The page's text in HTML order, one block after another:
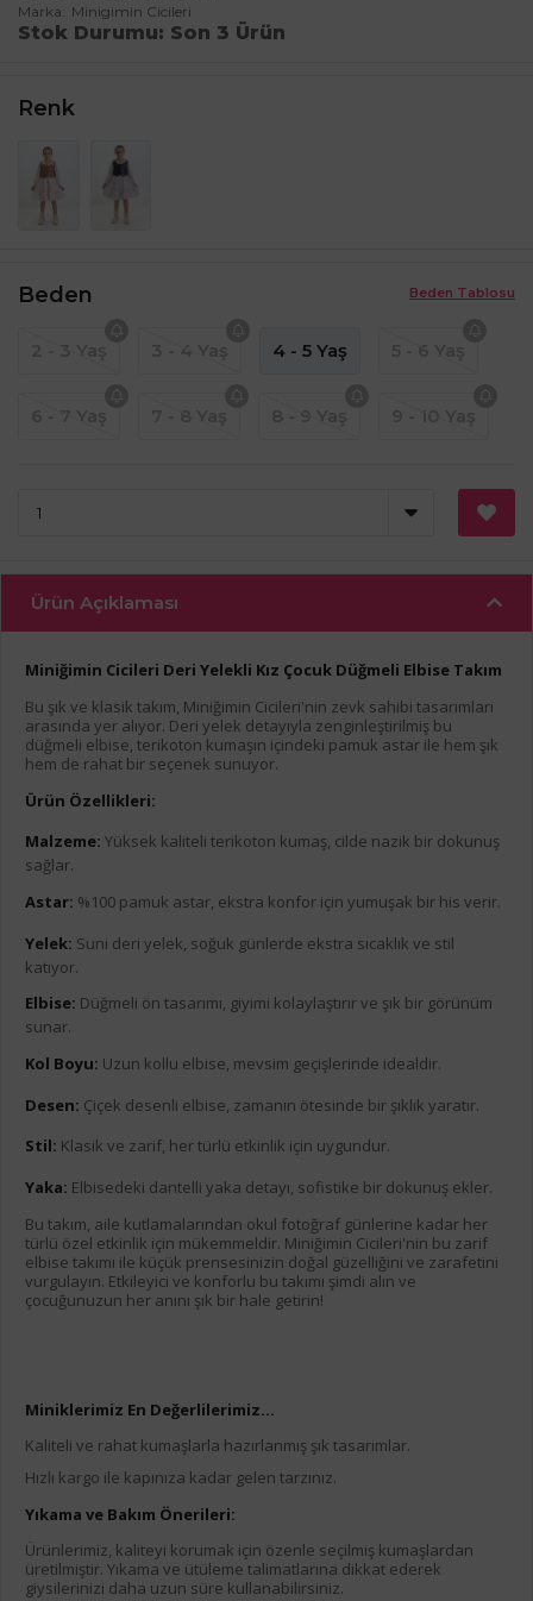
Marka
Minigimin Cicileri
Stok Durumu Son 3 Ürün
Renk
Beden Tablosu
Beden
4 - 5 Yaş
Ürün Açıklaması
Miniğimin Cicileri Deri Yelekli Kız Çocuk Düğmeli Elbise Takım
Bu şık ve klasik takım, Miniğimin Cicileri'nin zevk sahibi tasarımları
arasında yer alıyor. Deri yelek detayıyla zenginleştirilmiş bu
düğmeli elbise, terikoton kumaşın içindeki pamuk astar ile hem şık
hem de rahat bir seçenek sunuyor.
Ürün Özellikleri:
Malzeme: Yüksek kaliteli terikoton kumaş, cilde nazik bir dokunuş
sağlar.
Astar: %100 pamuk astar, ekstra konfor için yumuşak bir his verir.
Yelek: Suni deri yelek, soğuk günlerde ekstra sıcaklık ve stil
katıyor.
Elbise: Düğmeli ön tasarımı, giyimi kolaylaştırır ve şık bir görünüm
sunar.
Kol Boyu: Uzun kollu elbise, mevsim geçişlerinde idealdir.
Desen: Çiçek desenli elbise, zamanın ötesinde bir şıklık yaratır.
Stil: Klasik ve zarif, her türlü etkinlik için uygundur.
Yaka: Elbisedeki dantelli yaka detayı, sofistike bir dokunuş ekler.
Bu takım, aile kutlamalarından okul fotoğraf günlerine kadar her
türlü özel etkinlik için mükemmeldir. Miniğimin Cicileri'nin bu zarif
elbise takımı ile küçük prensesinizin doğal güzelliğini ve zarafetini
vurgulayın. Etkileyici ve konforlu bu takımı şimdi alın ve
çocuğunuzun her anını şık bir hale getirin!
Miniklerimiz En Değerlilerimiz...
Kaliteli ve rahat kumaşlarla hazırlanmış şık tasarımlar.
Hızlı kargo ile kapınıza kadar gelen tarzınız.
Yıkama ve Bakım Önerileri:
Ürünlerimiz, kaliteyi korumak için özenle seçilmiş kumaşlardan
üretilmiştir. Yıkama ve ütüleme talimatlarına dikkat ederek
giysilerinizi daha uzun süre kullanabilirsiniz.